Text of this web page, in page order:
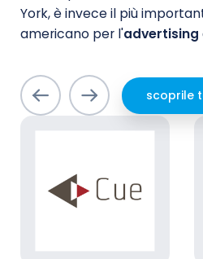
York, è invece il più
americano per l'advertising
scoprile